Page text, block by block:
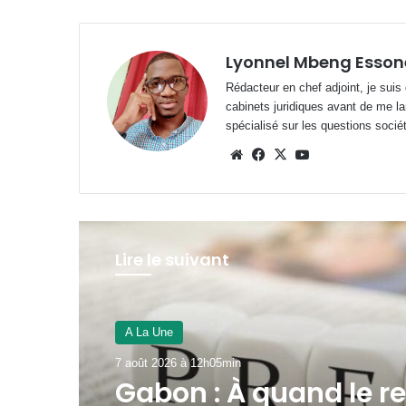
Lyonnel Mbeng
Rédacteur en chef adjoint, je
cabinets juridiques avant de me
spécialisé sur les questions
WebsiteFacebook
X
Lire le suivant
A La Une
7 août 2026 à 12h00min
Panthères du Gabon